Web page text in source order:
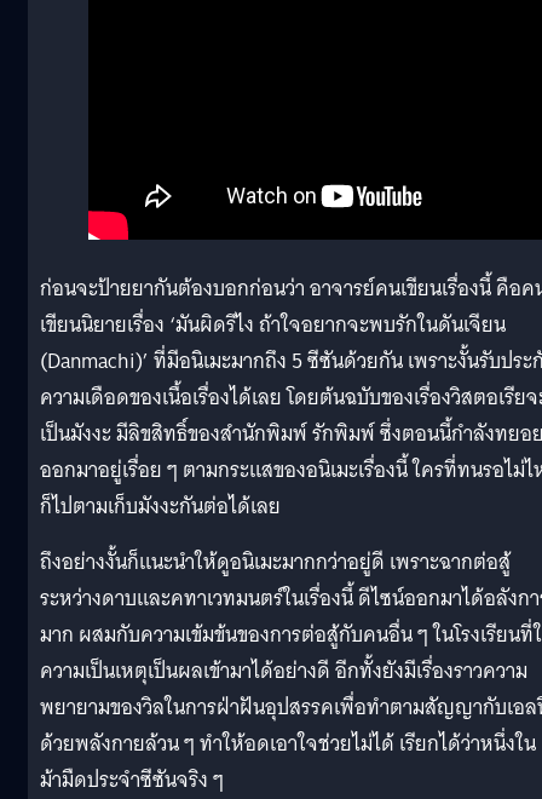
ก่อนจะป้ายยากันต้องบอกก่อนว่า อาจารย์คนเขียนเรื่องนี้ คือค
เขียนนิยายเรื่อง ‘มันผิดรึไง ถ้าใจอยากจะพบรักในดันเจียน
(Danmachi)’ ที่มีอนิเมะมากถึง 5 ซีซันด้วยกัน เพราะงั้นรับประ
ความเดือดของเนื้อเรื่องได้เลย โดยต้นฉบับของเรื่องวิสตอเรีย
เป็นมังงะ มีลิขสิทธิ์ของสำนักพิมพ์ รักพิมพ์ ซึ่งตอนนี้กำลังทยอ
ออกมาอยู่เรื่อย ๆ ตามกระแสของอนิเมะเรื่องนี้ ใครที่ทนรอไม่ไ
ก็ไปตามเก็บมังงะกันต่อได้เลย
ถึงอย่างงั้นก็แนะนำให้ดูอนิเมะมากกว่าอยู่ดี เพราะฉากต่อสู้
ระหว่างดาบและคทาเวทมนตร์ในเรื่องนี้ ดีไซน์ออกมาได้อลังก
มาก ผสมกับความเข้มข้นของการต่อสู้กับคนอื่น ๆ ในโรงเรียนที่
ความเป็นเหตุเป็นผลเข้ามาได้อย่างดี อีกทั้งยังมีเรื่องราวความ
พยายามของวิลในการฝ่าฝันอุปสรรคเพื่อทำตามสัญญากับเอ
ด้วยพลังกายล้วน ๆ ทำให้อดเอาใจช่วยไม่ได้ เรียกได้ว่าหนึ่งใน
ม้ามืดประจำซีซันจริง ๆ